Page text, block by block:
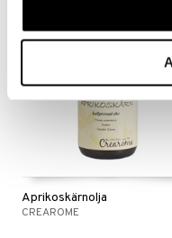
Aprikoskärnolja
CREAROME